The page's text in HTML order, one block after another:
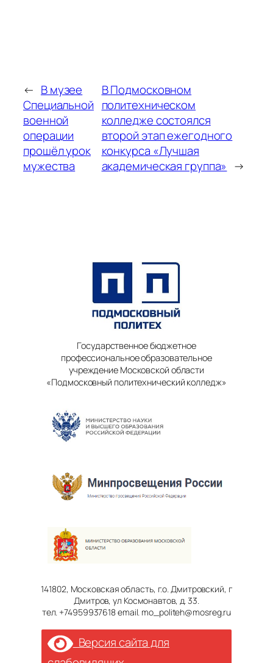
← В музее
Специальной
военной
операции
прошёл урок
мужества
В Подмосковном
политехническом
колледже состоялся
второй этап ежегодного
конкурса «Лучшая
академическая группа» →
Государственное бюджетное
профессиональное образовательное
учреждение Московской области
«Подмосковный политехнический колледж»
141802, Московская область, г.о. Дмитровский, г
Дмитров, ул Космонавтов, д. 33.
тел. +74959937618 email. mo_politeh@mosreg.ru
Версия сайта для